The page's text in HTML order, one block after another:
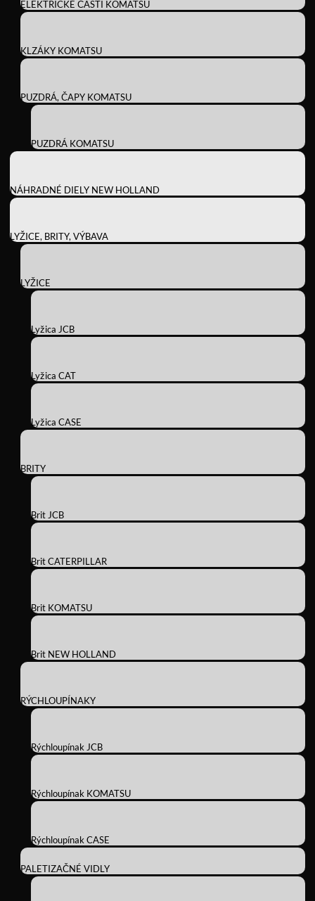
ELEKTRICKÉ ČASTI KOMATSU
KLZÁKY KOMATSU
PUZDRÁ, ČAPY KOMATSU
PUZDRÁ KOMATSU
NÁHRADNÉ DIELY NEW HOLLAND
LYŽICE, BRITY, VÝBAVA
LYŽICE
Lyžica JCB
Lyžica CAT
Lyžica CASE
BRITY
Brit JCB
Brit CATERPILLAR
Brit KOMATSU
Brit NEW HOLLAND
RÝCHLOUPÍNAKY
Rýchloupínak JCB
Rýchloupínak KOMATSU
Rýchloupínak CASE
PALETIZAČNÉ VIDLY